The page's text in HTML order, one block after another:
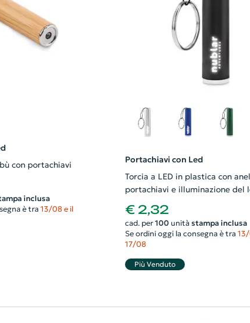
con portachiavi
inclusa
è tra 13/08 e il
Portachiavi con Led
Torcia a LED in plastica con
portachiavi e illuminazione del
€ 2,32
cad. per 100unità stampa inclusa
Se ordini oggi la consegna è tra
17/08
Più Venduto